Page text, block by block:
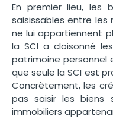
En premier lieu, les
saisissables entre les
ne lui appartiennent
la SCI a cloisonné
patrimoine personnel
que seule la SCI est
Concrètement, les
pas saisir les biens
immobiliers